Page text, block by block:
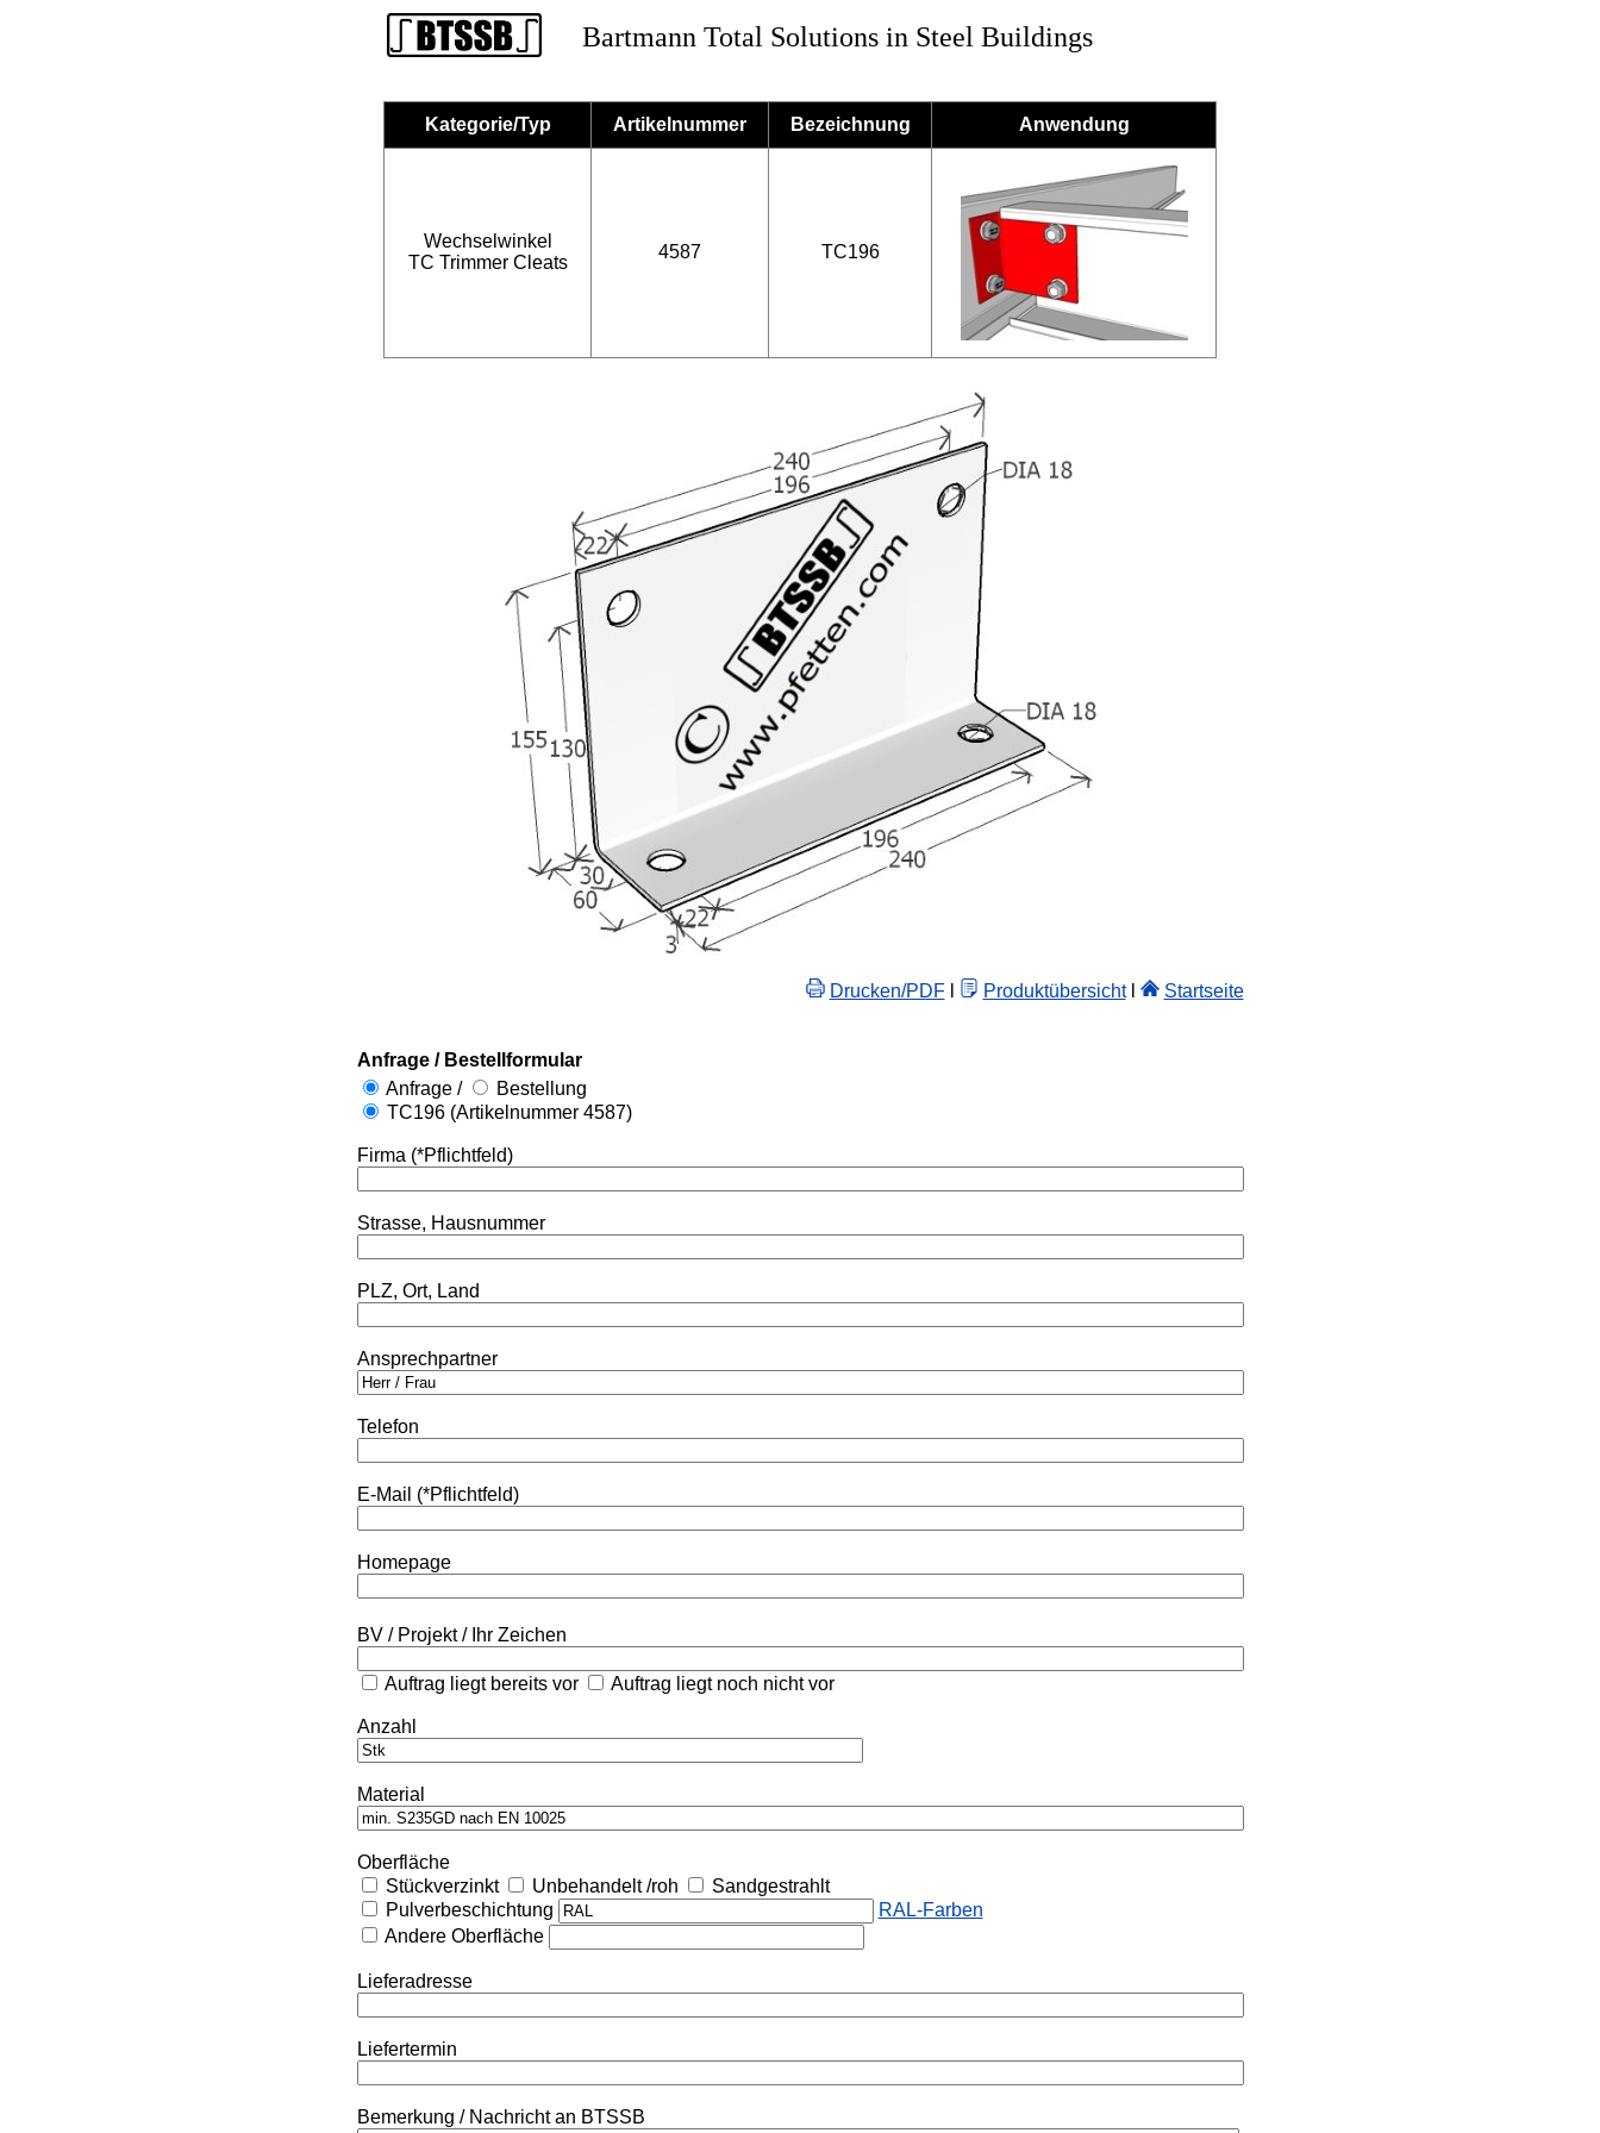
Bartmann Total Solutions in Steel Buildings
Kategorie/Typ Artikelnummer Bezeichnung Anwendung
Wechselwinkel
TC Trimmer Cleats
4587 TC196
Drucken/PDFl Produktübersichtl Startseite
Anfrage / Bestellformular
Anfrage /
Bestellung
TC196 (Artikelnummer 4587)
Firma (*Pflichtfeld)
Strasse, Hausnummer
PLZ, Ort, Land
Ansprechpartner
Telefon
E-Mail (*Pflichtfeld)
Homepage
BV / Projekt / Ihr Zeichen
Auftrag liegt bereits vor Auftrag liegt noch nicht vor
Anzahl
Material
Oberfläche
Stückverzinkt
Unbehandelt /roh
Sandgestrahlt
Pulverbeschichtung
RAL-Farben
Andere Oberfläche
Lieferadresse
Liefertermin
Bemerkung / Nachricht an BTSSB